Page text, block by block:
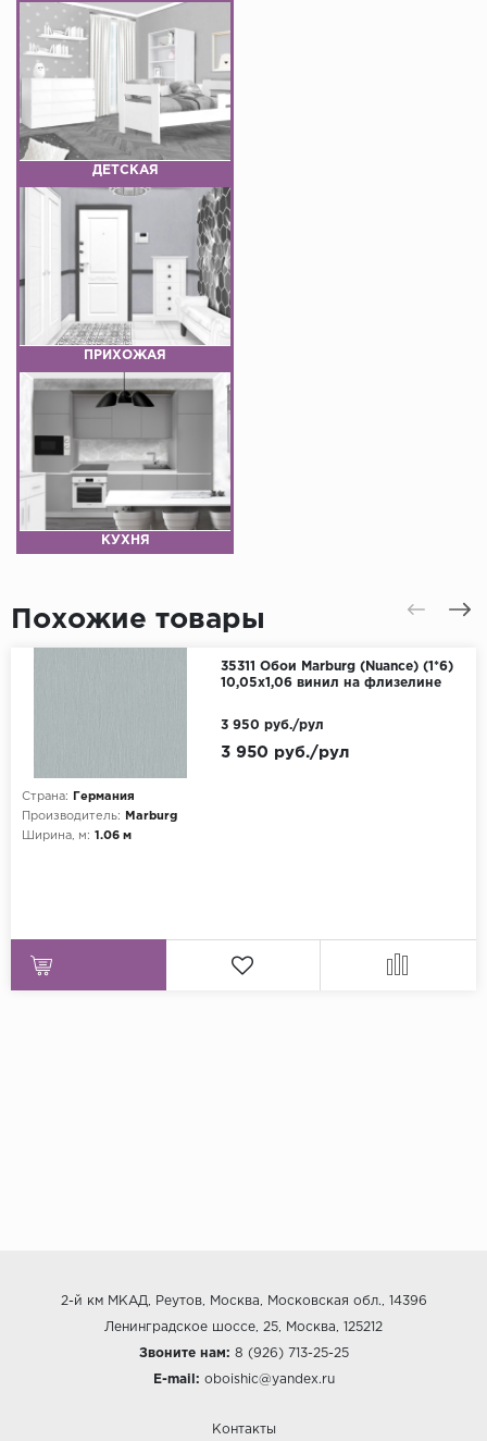
ДЕТСКАЯ
ПРИХОЖАЯ
КУХНЯ
Похожие товары
35311 Обои Marburg (Nuance) (1*6)
10,05x1,06 винил на флизелине
Страна:
Германия
Производитель:
Marburg
Ширина, м: 1.06 м
3 950 руб./рул
3 950 руб./рул
2-й км МКАД, Реутов, Москва, Московская обл., 14396
Ленинградское шоссе, 25, Москва, 125212
Звоните нам: 8 (926) 713-25-25
E-mail: oboishic@yandex.ru
Контакты